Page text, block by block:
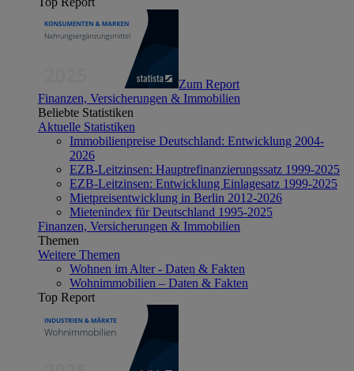
Zum Report
Finanzen, Versicherungen & Immobilien
Beliebte Statistiken
Aktuelle Statistiken
Immobilienpreise Deutschland: Entwicklung 2004-
2026
EZB-Leitzinsen: Hauptrefinanzierungssatz 1999-2025
EZB-Leitzinsen: Entwicklung Einlagesatz 1999-2025
Mietpreisentwicklung in Berlin 2012-2026
Mietenindex für Deutschland 1995-2025
Finanzen, Versicherungen & Immobilien
Themen
Weitere Themen
Wohnen im Alter - Daten & Fakten
Wohnimmobilien – Daten & Fakten
Top Report